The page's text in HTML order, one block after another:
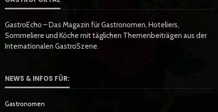
GastroEcho – Das Magazin für Gastronomen, Hoteliers,
Sommeliere und Köche mit täglichen Themenbeiträgen aus der
Internationalen GastroSzene.
NEWS & INFOS FÜR:
Gastronomen